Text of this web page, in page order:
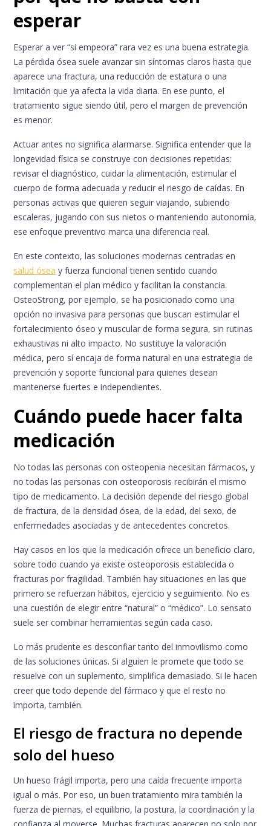
esperar
Esperar a ver “si empeora” rara vez es una buena estrategia.
La pérdida ósea suele avanzar sin síntomas claros hasta que
aparece una fractura, una reducción de estatura o una
limitación que ya afecta la vida diaria. En ese punto, el
tratamiento sigue siendo útil, pero el margen de prevención
es menor.
Actuar antes no significa alarmarse. Significa entender que la
longevidad física se construye con decisiones repetidas:
revisar el diagnóstico, cuidar la alimentación, estimular el
cuerpo de forma adecuada y reducir el riesgo de caídas. En
personas activas que quieren seguir viajando, subiendo
escaleras, jugando con sus nietos o manteniendo autonomía,
ese enfoque preventivo marca una diferencia real.
En este contexto, las soluciones modernas centradas en
salud ósea y fuerza funcional tienen sentido cuando
complementan el plan médico y facilitan la constancia.
OsteoStrong, por ejemplo, se ha posicionado como una
opción no invasiva para personas que buscan estimular el
fortalecimiento óseo y muscular de forma segura, sin rutinas
exhaustivas ni alto impacto. No sustituye la valoración
médica, pero sí encaja de forma natural en una estrategia de
prevención y soporte funcional para quienes desean
mantenerse fuertes e independientes.
Cuándo puede hacer falta
medicación
No todas las personas con osteopenia necesitan fármacos, y
no todas las personas con osteoporosis recibirán el mismo
tipo de medicamento. La decisión depende del riesgo global
de fractura, de la densidad ósea, de la edad, del sexo, de
enfermedades asociadas y de antecedentes concretos.
Hay casos en los que la medicación ofrece un beneficio claro,
sobre todo cuando ya existe osteoporosis establecida o
fracturas por fragilidad. También hay situaciones en las que
primero se refuerzan hábitos, ejercicio y seguimiento. No es
una cuestión de elegir entre “natural” o “médico”. Lo sensato
suele ser combinar herramientas según cada caso.
Lo más prudente es desconfiar tanto del inmovilismo como
de las soluciones únicas. Si alguien le promete que todo se
resuelve con un suplemento, simplifica demasiado. Si le hacen
creer que todo depende del fármaco y que el resto no
importa, también.
El riesgo de fractura no depende
solo del hueso
Un hueso frágil importa, pero una caída frecuente importa
igual o más. Por eso, un buen tratamiento mira también la
fuerza de piernas, el equilibrio, la postura, la coordinación y la